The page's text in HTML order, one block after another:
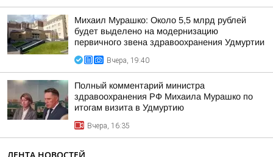
Михаил Мурашко: Около 5,5 млрд рублей
будет выделено на модернизацию
первичного звена здравоохранения Удмуртии
Вчера, 19:40
Полный комментарий министра
здравоохранения РФ Михаила Мурашко по
итогам визита в Удмуртию
Вчера, 16:35